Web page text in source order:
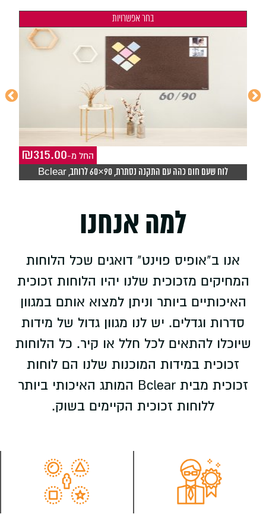
בחר אפשרויות
₪315.00 -החל מ
לוח שעם חום כהה עם התקנה נסתרת, 90×60 לרוחב, Bclear
למה אנחנו
אנו ב"אופיס פוינט" דואגים שכל הלוחות
המחיקים מזכוכית שלנו יהיו הלוחות זכוכית
האיכותיים ביותר וניתן למצוא אותם במגוון
סדרות וגדלים. יש לנו מגוון גדול של מידות
שיוכלו להתאים לכל חלל או קיר. כל הלוחות
זכוכית במידות המוכנות שלנו הם לוחות
זכוכית מבית Bclear המותג האיכותי ביותר
ללוחות זכוכית הקיימים בשוק.